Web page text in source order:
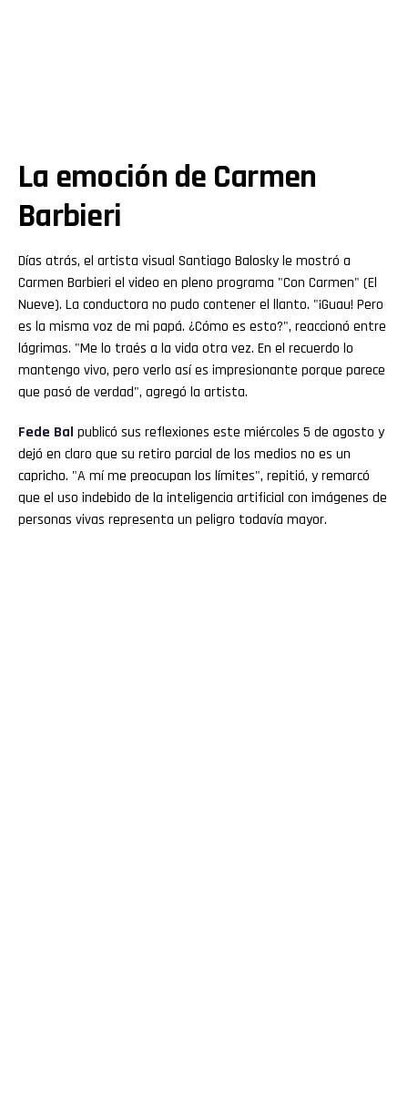
La emoción de Carmen
Barbieri
Días atrás, el artista visual Santiago Balosky le mostró a
Carmen Barbieri el video en pleno programa "Con Carmen" (El
Nueve). La conductora no pudo contener el llanto. "¡Guau! Pero
es la misma voz de mi papá. ¿Cómo es esto?", reaccionó entre
lágrimas. "Me lo traés a la vida otra vez. En el recuerdo lo
mantengo vivo, pero verlo así es impresionante porque parece
que pasó de verdad", agregó la artista.
Fede Bal publicó sus reflexiones este miércoles 5 de agosto y
dejó en claro que su retiro parcial de los medios no es un
capricho. "A mí me preocupan los límites", repitió, y remarcó
que el uso indebido de la inteligencia artificial con imágenes de
personas vivas representa un peligro todavía mayor.